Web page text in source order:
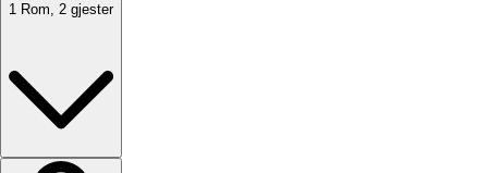
1 Rom, 2 gjester